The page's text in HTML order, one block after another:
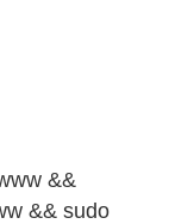
&&
&& sudo